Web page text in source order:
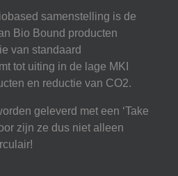
samenstelling is de
Bio Bound producten
van standaard
tot uiting in de lage MKI
en reductie van CO2.
geleverd met een ‘Take
zijn ze dus niet alleen